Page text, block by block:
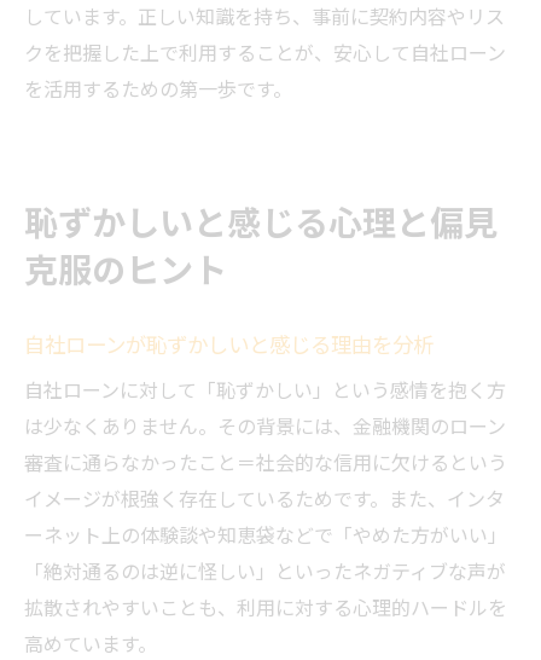
しています。正しい知識を持ち、事前に契約内容やリス
クを把握した上で利用することが、安心して自社ローン
を活用するための第一歩です。
恥ずかしいと感じる心理と偏見
克服のヒント
自社ローンが恥ずかしいと感じる理由を分析
自社ローンに対して「恥ずかしい」という感情を抱く方
は少なくありません。その背景には、金融機関のローン
審査に通らなかったこと＝社会的な信用に欠けるという
イメージが根強く存在しているためです。また、インタ
ーネット上の体験談や知恵袋などで「やめた方がいい」
「絶対通るのは逆に怪しい」といったネガティブな声が
拡散されやすいことも、利用に対する心理的ハードルを
高めています。